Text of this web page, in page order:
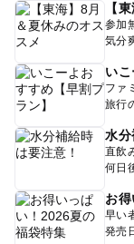
【
参加
気分
いこ
ファ
旅行
水分
直飲
何日
お
早い
発売